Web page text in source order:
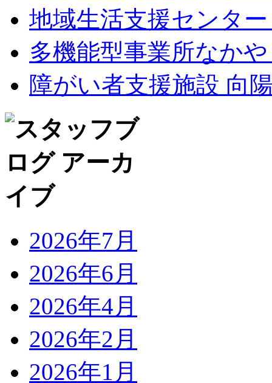
地域生活支援センタ
多機能型事業所なか
障がい者支援施設 向
2026年7月
2026年6月
2026年4月
2026年2月
2026年1月